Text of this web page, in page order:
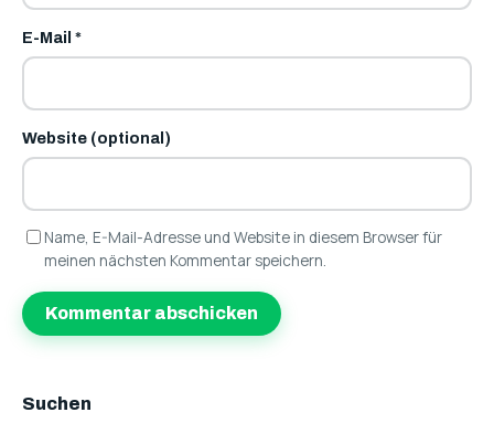
E-Mail *
Website (optional)
Name, E-Mail-Adresse und Website in diesem Browser für
meinen nächsten Kommentar speichern.
Suchen